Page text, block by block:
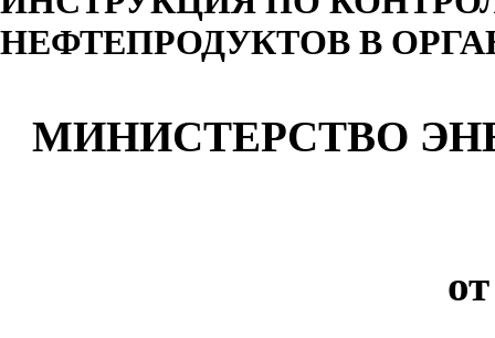
НЕФТЕПРОДУКТОВ В
МИНИСТЕРСТВО